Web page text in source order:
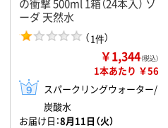
の衝撃 500ml 1箱（24本入） ソ
ーダ 天然水
（1件）
￥1,344（税込）
1本あたり ￥56
スパークリングウォーター/
炭酸水
お届け日：8月11日（火）